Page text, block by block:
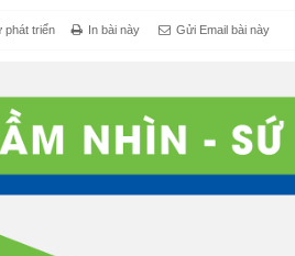
phát triển In bài này Gửi Email bài này